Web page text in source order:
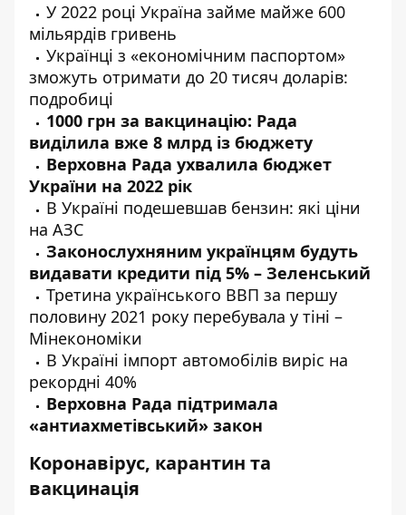
У 2022 році Україна займе майже 600
мільярдів гривень
Українці з «економічним паспортом»
зможуть отримати до 20 тисяч доларів:
подробиці
1000 грн за вакцинацію: Рада
виділила вже 8 млрд із бюджету
Верховна Рада ухвалила бюджет
України на 2022 рік
В Україні подешевшав бензин: які ціни
на АЗС
Законослухняним українцям будуть
видавати кредити під 5% – Зеленський
Третина українського ВВП за першу
половину 2021 року перебувала у тіні –
Мінекономіки
В Україні імпорт автомобілів виріс на
рекордні 40%
Верховна Рада підтримала
«антиахметівський» закон
Коронавірус, карантин та
вакцинація